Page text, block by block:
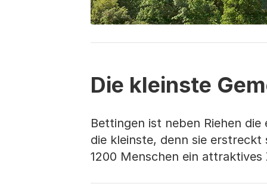
Die kleinste
Bettingen ist neben Riehen
die kleinste, denn sie
1200 Menschen ein